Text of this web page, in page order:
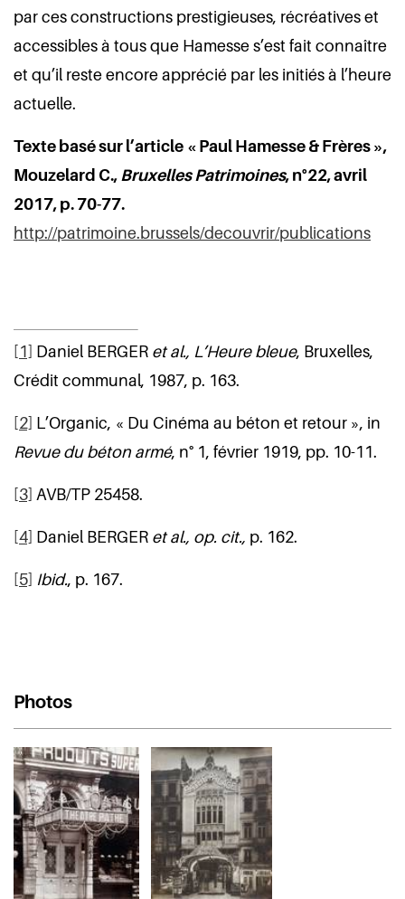
par ces constructions prestigieuses, récréatives et
accessibles à tous que Hamesse s’est fait connaître
et qu’il reste encore apprécié par les initiés à l’heure
actuelle.
Texte basé sur l’article « Paul Hamesse & Frères »,
Mouzelard C., Bruxelles Patrimoines, n°22, avril
2017, p. 70-77.
http://patrimoine.brussels/decouvrir/publications
[1] Daniel BERGER et al., L’Heure bleue, Bruxelles,
Crédit communal, 1987, p. 163.
[2] L’Organic, « Du Cinéma au béton et retour », in
Revue du béton armé, n° 1, février 1919, pp. 10-11.
[3] AVB/TP 25458.
[4] Daniel BERGER et al., op. cit., p. 162.
[5] Ibid., p. 167.
Photos